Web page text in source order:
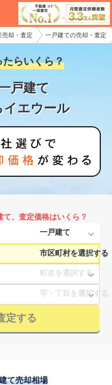
売却・査定 一戸建ての売却・査定
らいくら？
戸建て
イエウール
て、査定価格はいくら？
定する
て売却相場
社様